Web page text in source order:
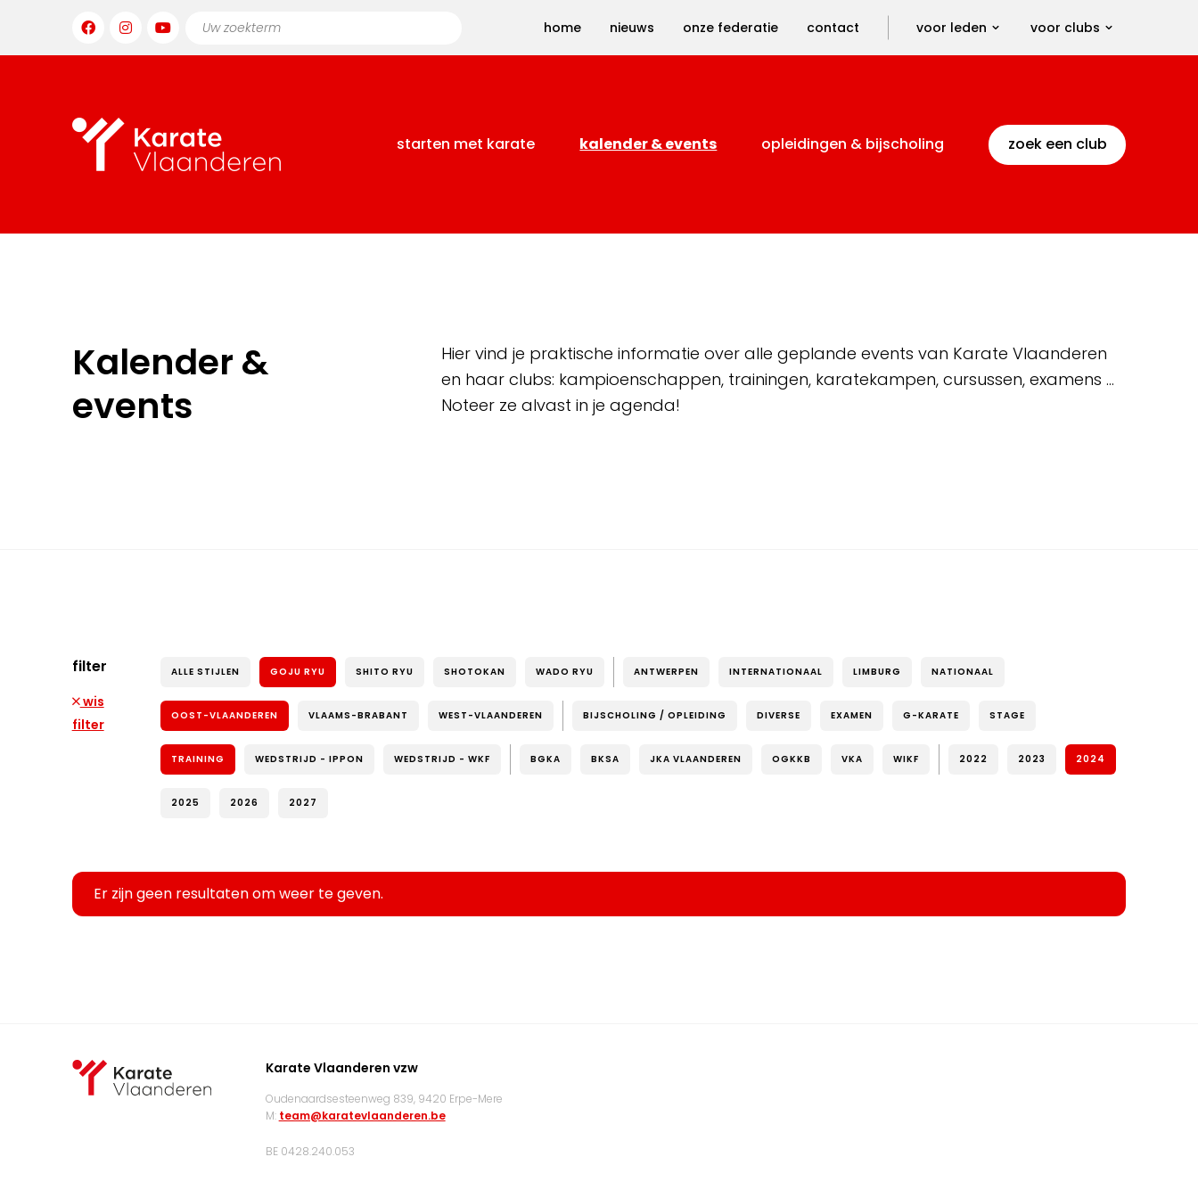
home nieuws onze federatie contact voor leden voor clubs
starten met karate kalender & events opleidingen & bijscholing zoek een club
Kalender &
events
Hier vind je praktische informatie over alle geplande events van Karate Vlaanderen
en haar clubs: kampioenschappen, trainingen, karatekampen, cursussen, examens …
Noteer ze alvast in je agenda!
filter
wis
filter
ALLE STIJLEN GOJU RYU SHITO RYU SHOTOKAN WADO RYU ANTWERPEN INTERNATIONAAL LIMBURG NATIONAAL
OOST-VLAANDEREN VLAAMS-BRABANT WEST-VLAANDEREN BIJSCHOLING / OPLEIDING DIVERSE EXAMEN G-KARATE STAGE
TRAINING WEDSTRIJD - IPPON WEDSTRIJD - WKF BGKA BKSA JKA VLAANDEREN OGKKB VKA WIKF 2022 2023 2024
2025 2026 2027
Er zijn geen resultaten om weer te geven.
Karate Vlaanderen vzw
Oudenaardsesteenweg 839, 9420 Erpe-Mere
M: team@karatevlaanderen.be
BE 0428.240.053